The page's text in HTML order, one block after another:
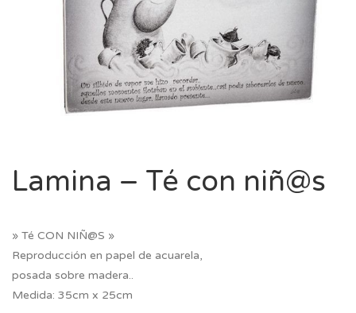
Lamina – Té con niñ@s
» Té CON NIÑ@S »
Reproducción en papel de acuarela,
posada sobre madera..
Medida: 35cm x 25cm